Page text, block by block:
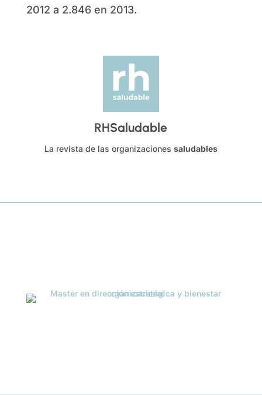
2012 a 2.846 en 2013.
RHSaludable
La revista de las organizaciones saludables